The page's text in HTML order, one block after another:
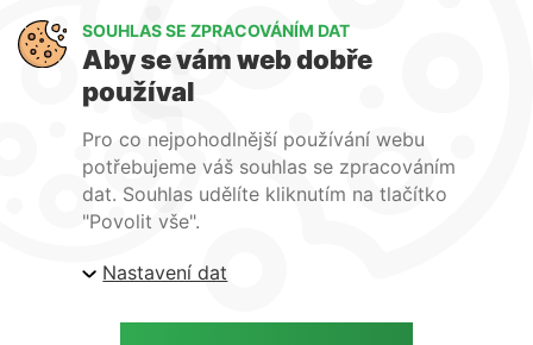
O nás
Kontakty
| ARTlighting.cz, Komenského 427 Újezd u Brna, 664
SOUHLAS SE ZPRACOVÁNÍM DAT
Aby se vám web dobře
používal
Pro co nejpohodlnější používání webu
potřebujeme váš souhlas se zpracováním
dat. Souhlas udělíte kliknutím na tlačítko
"Povolit vše".
Nastavení dat